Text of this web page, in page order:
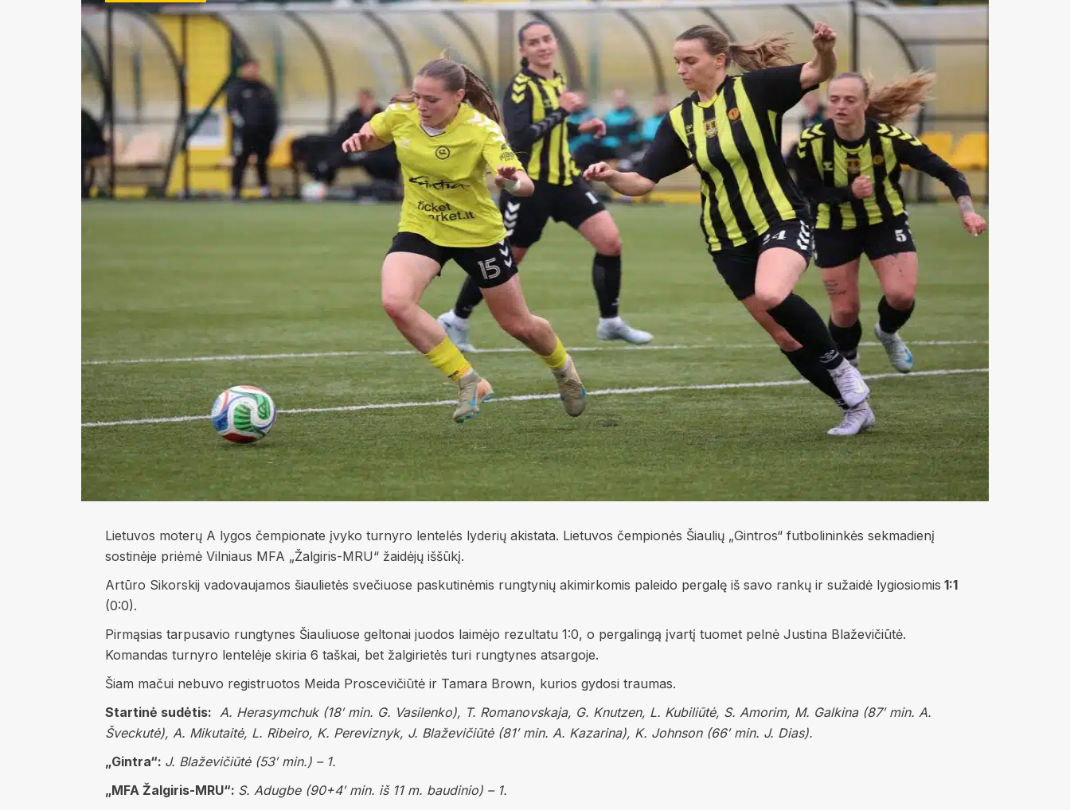
Lietuvos moterų A lygos čempionate įvyko turnyro lentelės lyderių akistata. Lietuvos čempionės Šiaulių „Gintros“ futbolininkės sekmadienį
sostinėje priėmė Vilniaus MFA „Žalgiris-MRU“ žaidėjų iššūkį.
Artūro Sikorskij vadovaujamos šiaulietės svečiuose paskutinėmis rungtynių akimirkomis paleido pergalę iš savo rankų ir sužaidė lygiosiomis 1:1
(0:0).
Pirmąsias tarpusavio rungtynes Šiauliuose geltonai juodos laimėjo rezultatu 1:0, o pergalingą įvartį tuomet pelnė Justina Blaževičiūtė.
Komandas turnyro lentelėje skiria 6 taškai, bet žalgirietės turi rungtynes atsargoje.
Šiam mačui nebuvo registruotos Meida Proscevičiūtė ir Tamara Brown, kurios gydosi traumas.
Startinė sudėtis: A. Herasymchuk (18′ min. G. Vasilenko), T. Romanovskaja, G. Knutzen, L. Kubiliūtė, S. Amorim, M. Galkina (87′ min. A.
Šveckutė), A. Mikutaitė, L. Ribeiro, K. Pereviznyk, J. Blaževičiūtė (81′ min. A. Kazarina), K. Johnson (66′ min. J. Dias).
„Gintra“: J. Blaževičiūtė (53′ min.) – 1.
„MFA Žalgiris-MRU“: S. Adugbe (90+4′ min. iš 11 m. baudinio) – 1.